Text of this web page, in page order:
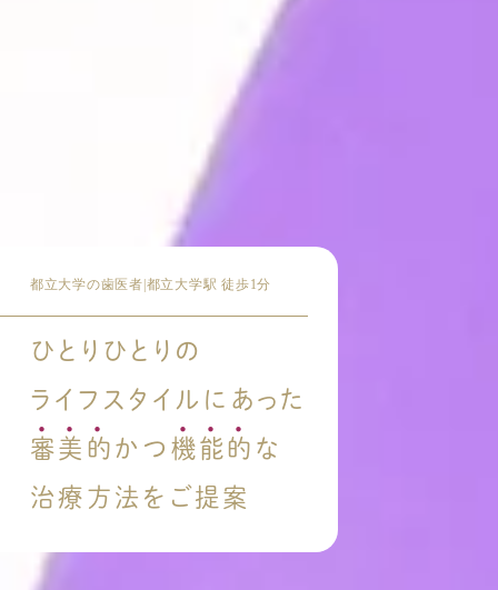
都立大学の歯医者|都立大学駅 徒歩1分
ひとりひとりの
ライフスタイルにあった
審美的 かつ 機能的 な
治療方法をご提案